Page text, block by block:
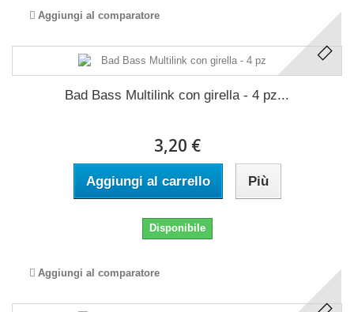
Aggiungi al comparatore
Bad Bass Multilink con girella - 4 pz...
3,20 €
Aggiungi al carrello Più
Disponibile
Aggiungi al comparatore